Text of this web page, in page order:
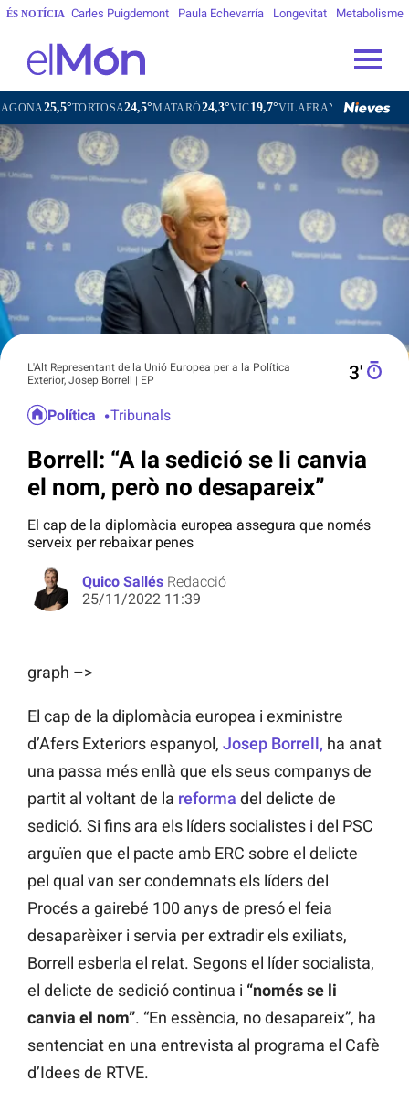
ÉS NOTÍCIA Carles Puigdemont Paula Echevarría Longevitat Metabolisme
24,5°MATARÓ24,3°VIC19,7°VILAFRANCA DEL PENEDÈS 21,0°
L'Alt Representant de la Unió Europea per a la Política
Exterior, Josep Borrell | EP
3′
Política Tribunals
Borrell: “A la sedició se li canvia
el nom, però no desapareix”
El cap de la diplomàcia europea assegura que només
serveix per rebaixar penes
Quico Sallés Redacció
25/11/2022 11:39
graph –>
El cap de la diplomàcia europea i exministre
d’Afers Exteriors espanyol, Josep Borrell, ha anat
una passa més enllà que els seus companys de
partit al voltant de la reforma del delicte de
sedició. Si fins ara els líders socialistes i del PSC
arguïen que el pacte amb ERC sobre el delicte
pel qual van ser condemnats els líders del
Procés a gairebé 100 anys de presó el feia
desaparèixer i servia per extradir els exiliats,
Borrell esberla el relat. Segons el líder socialista,
el delicte de sedició continua i “només se li
canvia el nom”. “En essència, no desapareix”, ha
sentenciat en una entrevista al programa el Cafè
d’Idees de RTVE.